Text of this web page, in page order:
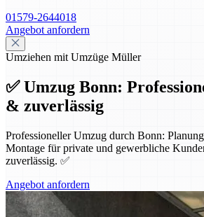
01579-2644018
Angebot anfordern
Umziehen mit Umzüge Müller
✅ Umzug Bonn:
& zuverlässig
Professioneller Umzug durch Bonn:
Montage für private und gewerbliche
zuverlässig. ✅
Angebot anfordern